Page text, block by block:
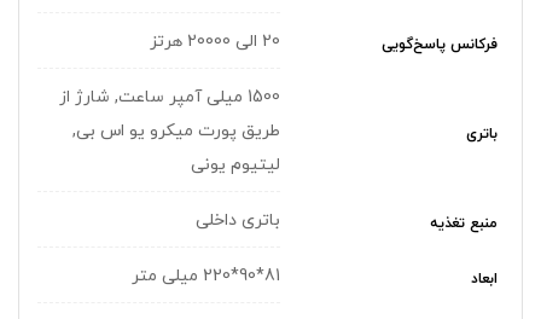
فرکانس پاسخ‌گویی 20 الی 20000 هرتز
باتری
1500 میلی آمپر ساعت, شارژ از
طریق پورت میکرو یو اس بی,
لیتیوم یونی
منبع تغذیه باتری داخلی
ابعاد 81*90*220 میلی متر